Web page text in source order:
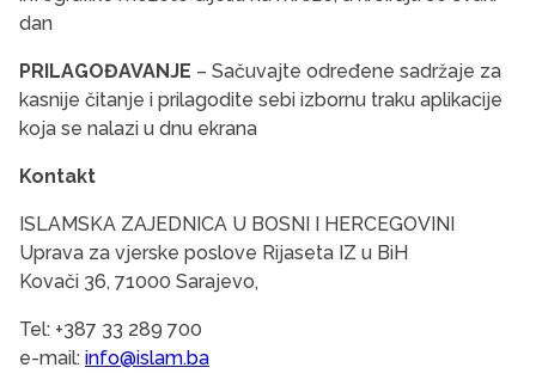
dan
PRILAGOĐAVANJE – Sačuvajte određene sadržaje za
kasnije čitanje i prilagodite sebi izbornu traku aplikacije
koja se nalazi u dnu ekrana
Kontakt
ISLAMSKA ZAJEDNICA U BOSNI I HERCEGOVINI
Uprava za vjerske poslove Rijaseta IZ u BiH
Kovači 36, 71000 Sarajevo,
Tel: +387 33 289 700
e-mail: info@islam.ba